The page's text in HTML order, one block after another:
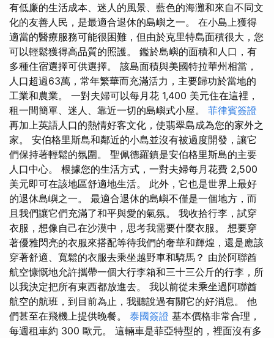
有低廉的生活成本、迷人的風景、藍色的海灘和來自不同文
化的友善人民，是最適合退休的島嶼之一。 在小島上獲得
適當的醫療服務可能很困難，但由於克里特島面積很大，您
可以輕鬆獲得高品質的照護。 鑑於島嶼的面積和人口，有
多種住宿選擇可供選擇。 該島面積與美國特拉華州相當，
人口超過63萬，常年繁華而充滿活力，主要歸功於當地的
工業和農業。 一對夫婦可以每月花 1,400 美元住在這裡，
租一間簡單、迷人、靠近一切的島嶼式小屋。 菲律賓簽證
再加上英語人口的熱情好客文化，使翡翠島成為您的家外之
家。 安伯格里斯島和鄰近的小島並沒有被過度開發，讓它
們保持著輕鬆的氛圍。 聖佩德羅鎮是安伯格里斯島的主要
人口中心。 根據您的生活方式，一對夫婦每月花費 2,500
美元即可在該地區舒適地生活。 此外，它也是世界上最好
的退休島嶼之一。 最適合退休的島嶼不僅是一個地方，而
且我們讓它們充滿了和平與愛的氣氛。 我收拾行李，試穿
衣服，想像自己在沙漠中，思考我需要什麼衣服。 想要穿
著優雅閃亮的衣服來搭配等待我們的奢華和輝煌，還是應該
穿著舒適、寬鬆的衣服去乘坐越野車和騎馬？ 由於阿聯酋
航空慷慨地允許攜帶一個大行李箱和三十三公斤的行李，所
以我決定把所有東西都放進去。 我以前從未乘坐過阿聯酋
航空的航班，到目前為止，我聽說過有關它的好消息。 他
們甚至在飛機上提供晚餐。 泰國簽證 基本價格非常合理，
每週租車約 300 歐元。 這輛車是菲亞特型的，裡面沒有多